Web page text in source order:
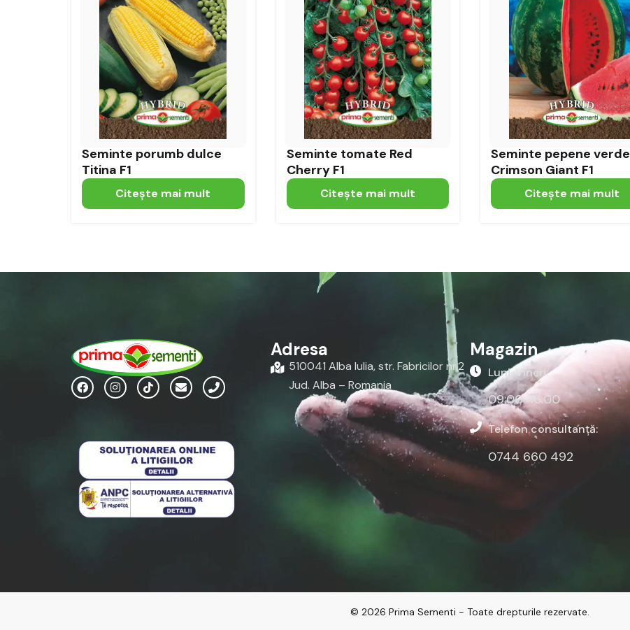
Seminte porumb dulce
Titina F1
Citeşte mai mult
Seminte tomate Red
Cherry F1
Citeşte mai mult
Seminte pepene verde
Crimson Giant F1
Citeşte mai mult
Adresa
510041 Alba Iulia, str. Fabricilor nr.2
Jud. Alba – Romania
Magazin
Luni-Vineri:
09:00-16:00
Telefon consultanță:
0744 660 492
© 2026 Prima Sementi - Toate drepturile rezervate.